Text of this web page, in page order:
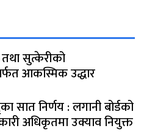
सुत्केरीको
आकस्मिक उद्धार
सात निर्णय : लगानी बोर्डको
अधिकृतमा उक्याव नियुक्त